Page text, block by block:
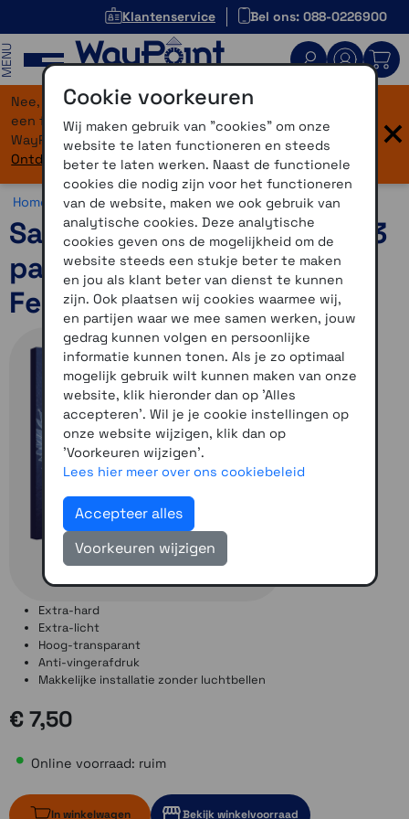
Klantenservice Bel ons: 088-0226900
Nee, je bent niet verdwaald! Onze website heeft
een flinke upgrade gekregen. Dezelfde vertrouwde
WayPoint-service, maar dan in een modern jasje.
Ontdek hier wat er allemaal nieuw is.
×
Home >Accessoires >Overig > Screenprotectors
Savvies Xtreme Glass HD33
pantserglas 40mm voor
Fenix 6X
Extra-hard
Extra-licht
Hoog-transparant
Anti-vingerafdruk
Makkelijke installatie zonder luchtbellen
€ 7,50
Online voorraad: ruim
In winkelwagen Bekijk winkelvoorraad
Cookie voorkeuren
Wij maken gebruik van "cookies" om onze
website te laten functioneren en steeds
beter te laten werken. Naast de functionele
cookies die nodig zijn voor het functioneren
van de website, maken we ook gebruik van
analytische cookies. Deze analytische
cookies geven ons de mogelijkheid om de
website steeds een stukje beter te maken
en jou als klant beter van dienst te kunnen
zijn. Ook plaatsen wij cookies waarmee wij,
en partijen waar we mee samen werken, jouw
gedrag kunnen volgen en persoonlijke
informatie kunnen tonen. Als je zo optimaal
mogelijk gebruik wilt kunnen maken van onze
website, klik hieronder dan op 'Alles
accepteren'. Wil je je cookie instellingen op
onze website wijzigen, klik dan op
'Voorkeuren wijzigen'.
Lees hier meer over ons cookiebeleid
Accepteer alles
Voorkeuren wijzigen